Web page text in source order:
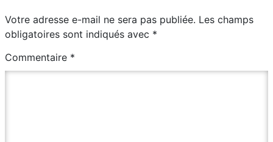
Votre adresse e-mail ne sera pas publiée. Les champs
obligatoires sont indiqués avec *
Commentaire *